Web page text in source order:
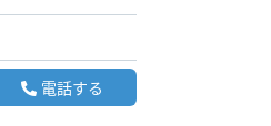
電話する